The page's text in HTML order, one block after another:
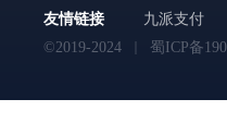
友情链接
九派支付
©2019-2024
蜀ICP备